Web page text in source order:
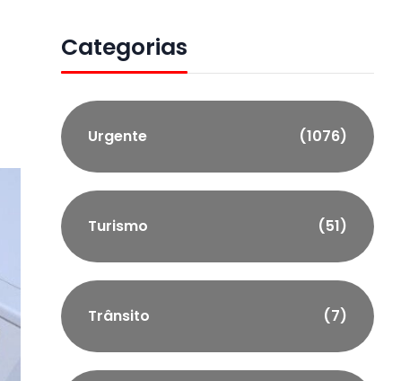
Categorias
Urgente (1076)
Turismo (51)
Trânsito (7)